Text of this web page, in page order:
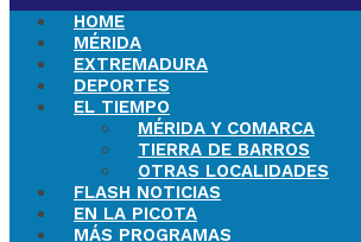
HOME
MÉRIDA
EXTREMADURA
DEPORTES
EL TIEMPO
MÉRIDA Y COMARCA
TIERRA DE BARROS
OTRAS LOCALIDADES
FLASH NOTICIAS
EN LA PICOTA
MÁS PROGRAMAS